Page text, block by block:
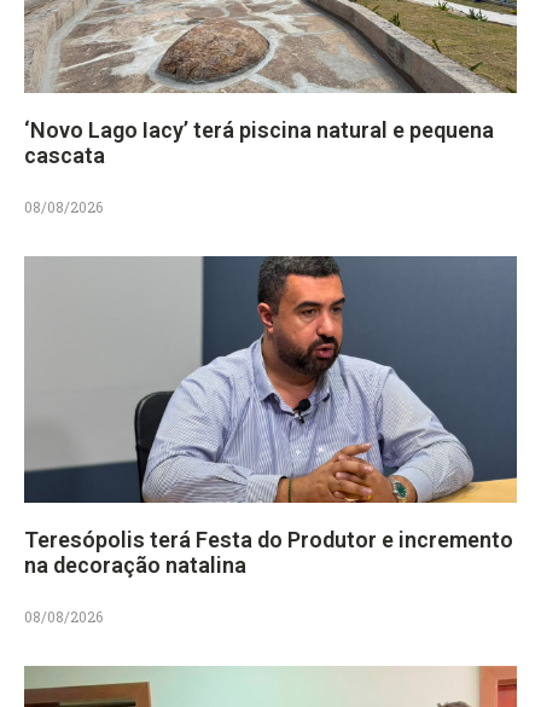
‘Novo Lago Iacy’ terá piscina natural e pequena
cascata
08/08/2026
Teresópolis terá Festa do Produtor e incremento
na decoração natalina
08/08/2026